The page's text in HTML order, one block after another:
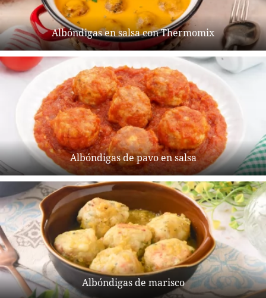
Albóndigas en salsa con Thermomix
Albóndigas de pavo en salsa
Albóndigas de marisco